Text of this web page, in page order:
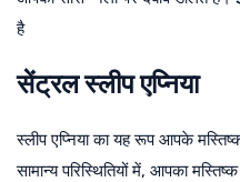
है
सेंट्रल स्लीप एप्निया
स्लीप एप्निया का यह रूप आपके
सामान्य परिस्थितियों में, आपका